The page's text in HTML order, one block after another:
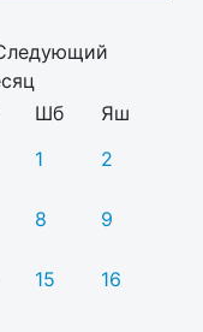
Шб
Яш
1
2
8 9
15 16